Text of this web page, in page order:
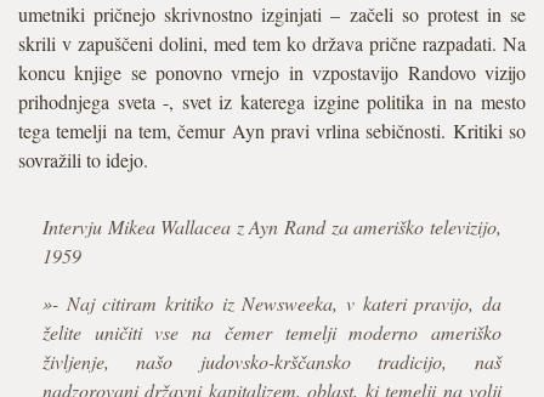
umetniki pričnejo skrivnostno izginjati – začeli so protest in se
skrili v zapuščeni dolini, med tem ko država prične razpadati. Na
koncu knjige se ponovno vrnejo in vzpostavijo Randovo vizijo
prihodnjega sveta -, svet iz katerega izgine politika in na mesto
tega temelji na tem, čemur Ayn pravi vrlina sebičnosti. Kritiki so
sovražili to idejo.
Intervju Mikea Wallacea z Ayn Rand za ameriško televizijo,
1959
»- Naj citiram kritiko iz Newsweeka, v kateri pravijo, da
želite uničiti vse na čemer temelji moderno ameriško
življenje, našo judovsko-krščansko tradicijo, naš
nadzorovani državni kapitalizem, oblast, ki temelji na volji